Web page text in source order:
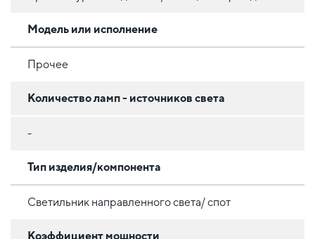
Модель или исполнение
Прочее
Количество ламп - источников света
-
Тип изделия/компонента
Светильник направленного света/ спот
Коэффициент мощности